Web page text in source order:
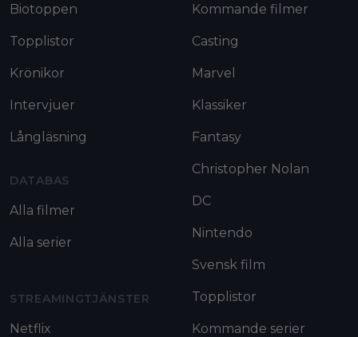
Biotoppen
Topplistor
Krönikor
Intervjuer
Långläsning
DATABAS
Alla filmer
Alla serier
STREAMINGTJÄNSTER
Netflix
Kommande filmer
Casting
Marvel
Klassiker
Fantasy
Christopher Nolan
DC
Nintendo
Svensk film
Topplistor
Kommande serier